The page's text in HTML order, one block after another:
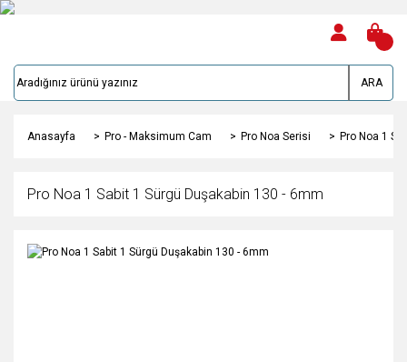
ARA
Anasayfa Pro - Maksimum Cam Pro Noa Serisi Pro Noa 1
Pro Noa 1 Sabit 1 Sürgü Duşakabin 130 - 6mm